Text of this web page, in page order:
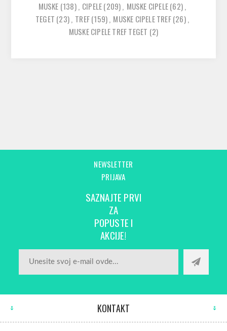
MUSKE (138), CIPELE(209), MUSKE CIPELE(62),
TEGET (23), TREF(159), MUSKE CIPELE TREF(26),
MUSKE CIPELE TREF TEGET (2)
NEWSLETTER
PRIJAVA
SAZNAJTE PRVI
ZA
POPUSTE I
AKCIJE!
KONTAKT